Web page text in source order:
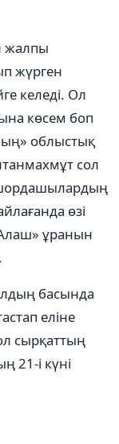
жалпы
жүрген
келеді. Ол
көсем боп
облыстық
сол
өзі
ұранын
басында
еліне
сырқаттың
21-і күні